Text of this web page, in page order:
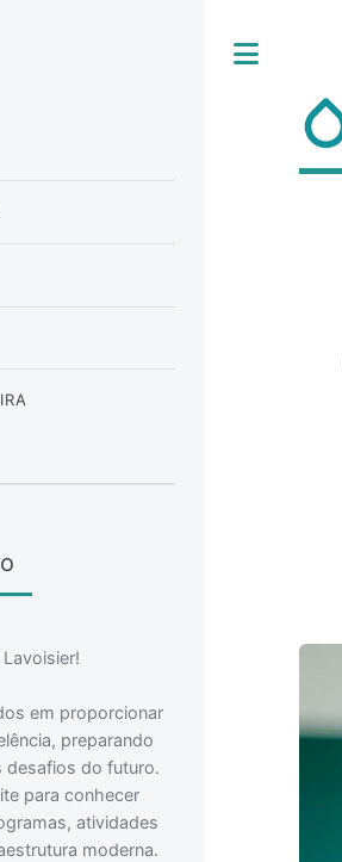
em proporcionar
preparando
desafios do futuro.
para conhecer
atividades
moderna.